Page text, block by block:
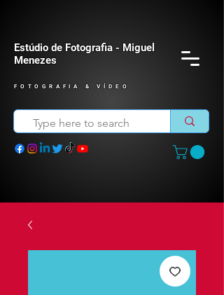
Estúdio de Fotografia - Miguel
Menezes
FOTOGRAFIA & VÍDEO